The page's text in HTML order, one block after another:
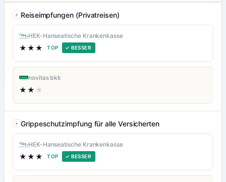
Reiseimpfungen (Privatreisen)
HEK-Hanseatische Krankenkasse
★★★ TOP ✓ BESSER
novitas bkk
★★ ★
Grippeschutzimpfung für alle Versicherten
HEK-Hanseatische Krankenkasse
★★★ TOP ✓ BESSER